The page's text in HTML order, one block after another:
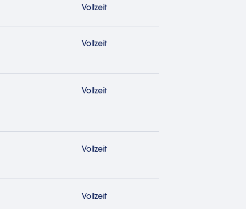
Vollzeit
Vollzeit
Vollzeit
Vollzeit
Vollzeit